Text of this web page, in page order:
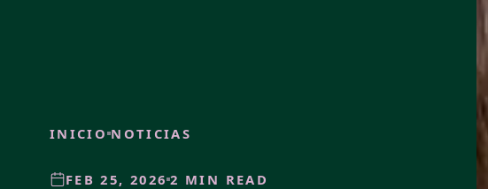
INICIO NOTICIAS
FEB 25, 2026 2 MIN READ